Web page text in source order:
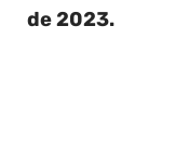
de 2023.